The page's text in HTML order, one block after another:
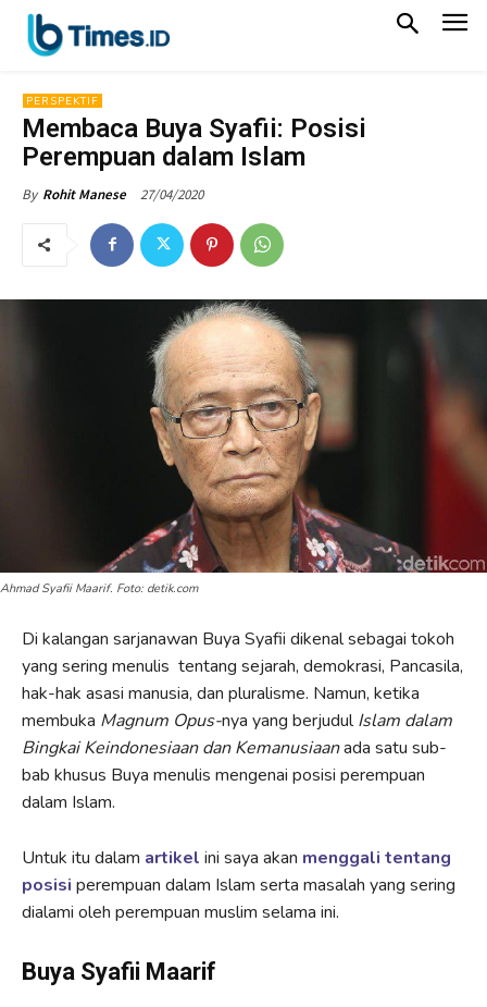
PERSPEKTIF
Membaca Buya Syafii: Posisi
Perempuan dalam Islam
By Rohit Manese 27/04/2020
Ahmad Syafii Maarif. Foto: detik.com
Di kalangan sarjanawan Buya Syafii dikenal sebagai tokoh
yang sering menulis tentang sejarah, demokrasi, Pancasila,
hak-hak asasi manusia, dan pluralisme. Namun, ketika
membuka Magnum Opus-nya yang berjudulIslam dalam
Bingkai Keindonesiaan dan Kemanusiaanada satu sub-
bab khusus Buya menulis mengenai posisi perempuan
dalam Islam.
Untuk itu dalam artikel ini saya akan menggali tentang
posisi perempuan dalam Islam serta masalah yang sering
dialami oleh perempuan muslim selama ini.
Buya Syafii Maarif